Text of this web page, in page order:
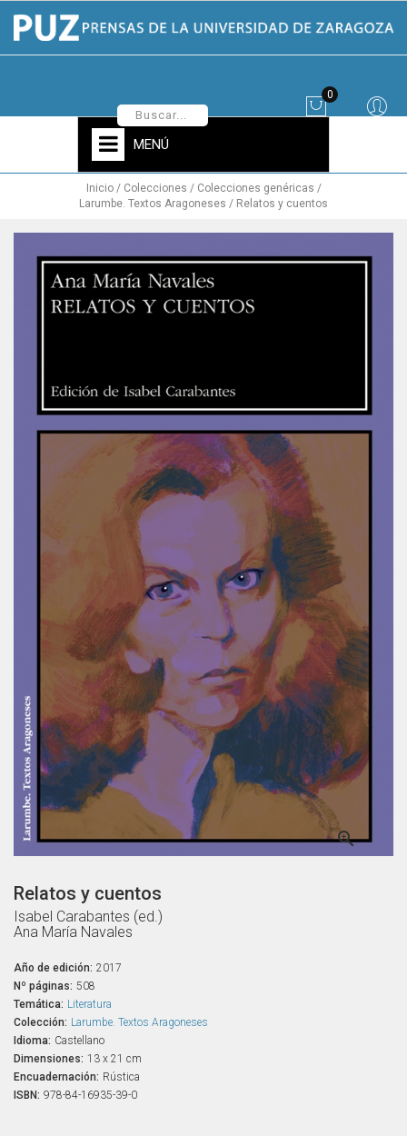
0
MENÚ
Inicio Colecciones
Colecciones genéricas
Larumbe. Textos Aragoneses
Relatos y cuentos

Relatos y cuentos
Isabel Carabantes (ed.)
Ana María Navales
Año de edición: 2017
Nº páginas: 508
Temática: Literatura
Colección: Larumbe. Textos Aragoneses
Idioma: Castellano
Dimensiones: 13 x 21 cm
Encuadernación: Rústica
ISBN: 978-84-16935-39-0